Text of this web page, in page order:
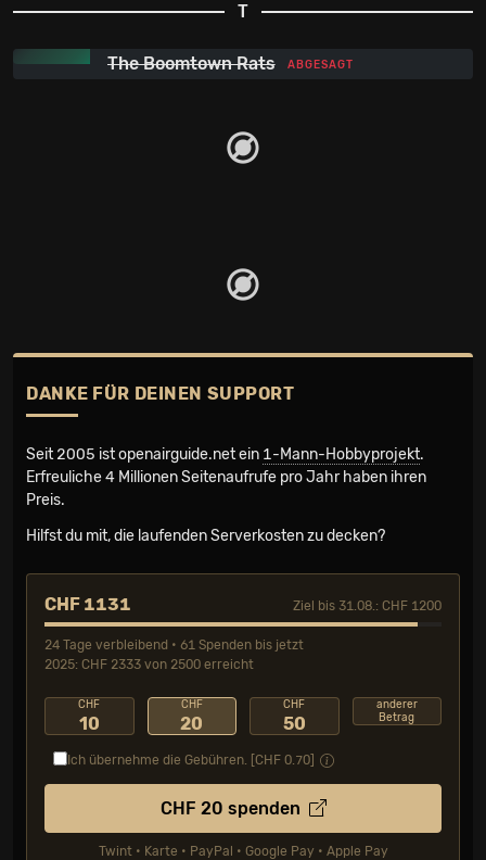
T
The Boomtown Rats ABGESAGT
DANKE FÜR DEINEN SUPPORT
Seit 2005 ist openairguide.net ein 1-Mann-Hobbyprojekt.
Erfreuliche 4 Millionen Seiten­aufrufe pro Jahr haben ihren
Preis.
Hilfst du mit, die laufenden Serverkosten zu decken?
CHF 1131 Ziel bis 31.08.: CHF 1200
24 Tage verbleibend • 61 Spenden bis jetzt
2025: CHF 2333 von 2500 erreicht
CHF
10
CHF
20
CHF
50
anderer
Betrag
Ich übernehme die Gebühren. [CHF 0.70
CHF 20 spenden
Twint • Karte • PayPal • Google Pay • Apple Pay